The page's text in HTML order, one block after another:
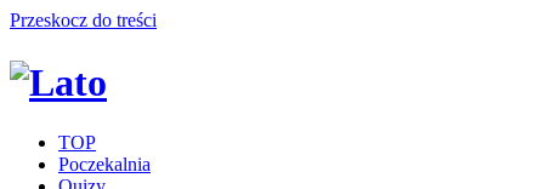
Przeskocz do treści
TOP
Poczekalnia